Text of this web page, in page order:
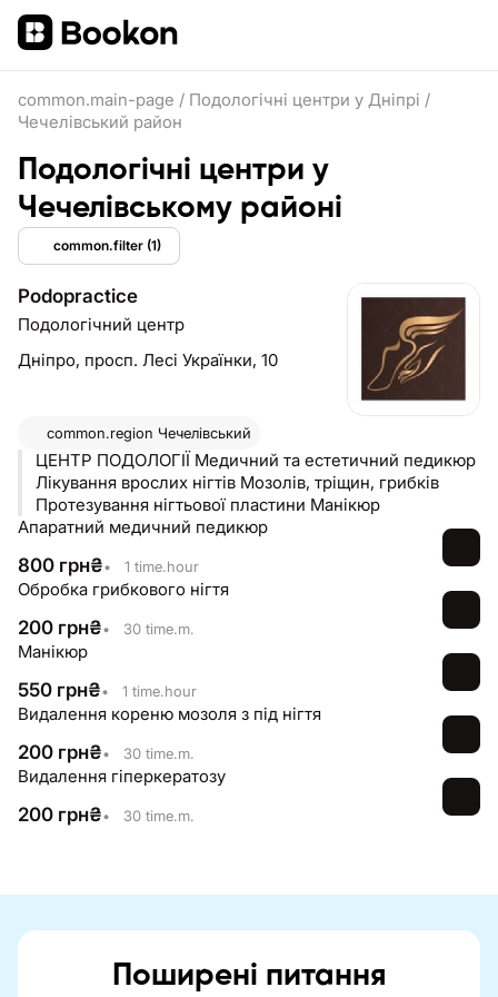
common.main-page / Подологічні центри у Дніпрі /
Чечелівський район
Подологічні центри у
Чечелівському районі
common.filter (1)
Podopractice
Подологічний центр
Дніпро, просп. Лесі Українки, 10
common.region Чечелівський
ЦЕНТР ПОДОЛОГІЇ Медичний та естетичний педикюр
Лікування врослих нігтів Мозолів, тріщин, грибків
Протезування нігтьової пластини Манікюр
Апаратний медичний педикюр
800 грн₴• 1 time.hour
Обробка грибкового нігтя
200 грн₴• 30 time.m.
Манікюр
550 грн₴• 1 time.hour
Видалення кореню мозоля з під нігтя
200 грн₴• 30 time.m.
Видалення гіперкератозу
200 грн₴• 30 time.m.
Поширені питання